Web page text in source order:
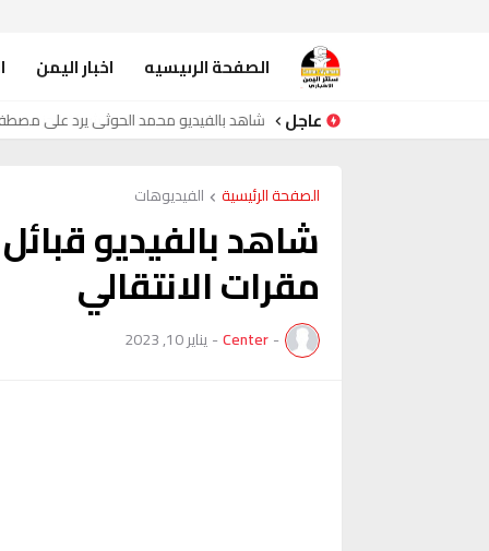
الصفحة الرىيسيه اخبار اليمن
عاجل
شاهد بالفيديو محمد الحوثي يرد على
الصفحة الرئيسية الفيديوهات
شاهد بالفيديو
مقرات الانتقالي
-
Center
- يناير 10, 2023